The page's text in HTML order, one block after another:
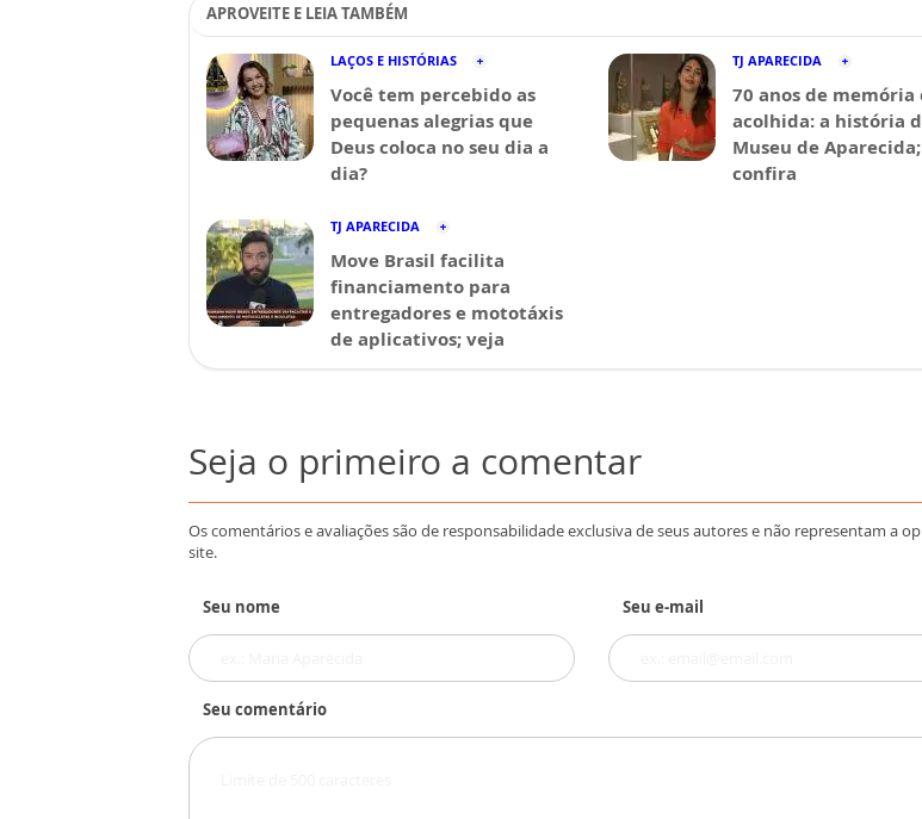
APROVEITE E LEIA TAMBÉM
LAÇOS E HISTÓRIAS
Você tem percebido as
pequenas alegrias que
Deus coloca no seu dia a
dia?
TJ APARECIDA
70 anos de memória
acolhida: a história
Museu de Aparecida;
confira
TJ APARECIDA
Move Brasil facilita
financiamento para
entregadores e mototáxis
de aplicativos; veja
Seja o primeiro a comentar
Os comentários e avaliações são de responsabilidade exclusiva de seus autores e não representam a
site.
Seu nome Seu e-mail
Seu comentário